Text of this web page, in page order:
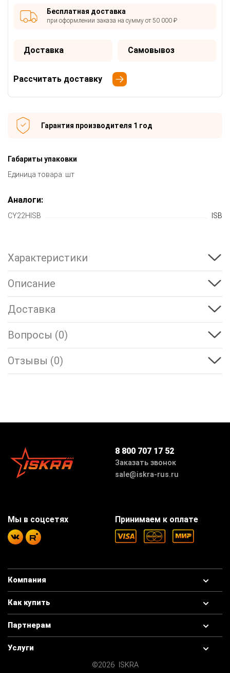
Бесплатная доставка
при оформлении заказа на сумму от 50 000 ₽
Доставка Самовывоз
Рассчитать доставку
Гарантия производителя 1 год
Габариты упаковки
Единица товара: шт
Аналоги:
CY22HISB ISB
Характеристики
Описание
Доставка
Вопросы (0)
Отзывы (0)
8 800 707 17 52
Заказать звонок
sale@iskra-rus.ru
Компания
Как купить
Партнерам
Услуги
©2026 ISKRA
Принимаем к оплате
Мы в соцсетях